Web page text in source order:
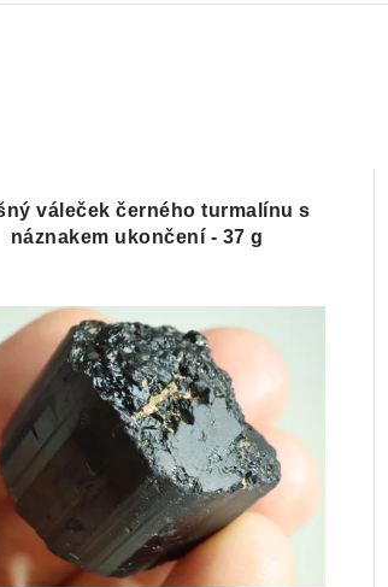
váleček černého turmalínu s
náznakem ukončení - 37 g